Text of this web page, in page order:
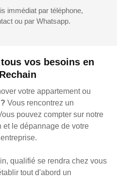
vos besoins en
votre appartement ou
Vous rencontrez un
pouvez compter sur notre
et le dépannage de votre
qualifié se rendra chez vous
tout d'abord un
immédiat par téléphone,
ou par Whatsapp.